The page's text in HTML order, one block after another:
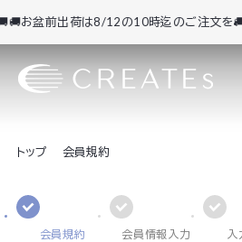
お盆前出荷は8/12の10時迄のご注文を🚚
トップ 会員規約
会員規約 会員情報入力 入